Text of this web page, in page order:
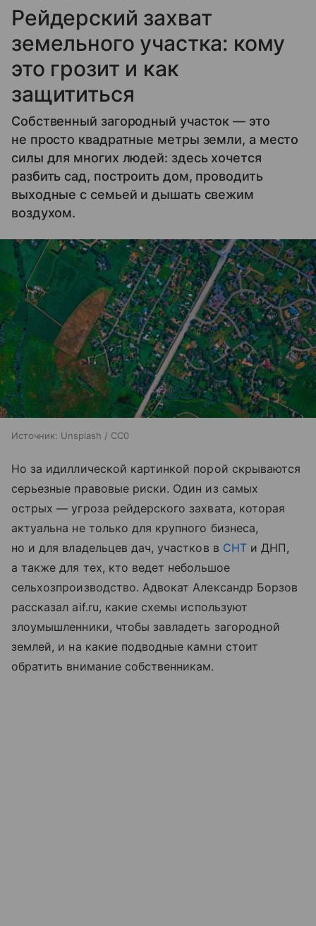
Рейдерский захват
земельного участка: кому
это грозит и как
защититься
Собственный загородный участок — это
не просто квадратные метры земли, а место
силы для многих людей: здесь хочется
разбить сад, построить дом, проводить
выходные с семьей и дышать свежим
воздухом.
Источник: Unsplash / CC0
Но за идиллической картинкой порой скрываются
серьезные правовые риски. Один из самых
острых — угроза рейдерского захвата, которая
актуальна не только для крупного бизнеса,
но и для владельцев дач, участков в СНТи ДНП,
а также для тех, кто ведет небольшое
сельхозпроизводство. Адвокат Александр Борзов
рассказал aif.ru, какие схемы используют
злоумышленники, чтобы завладеть загородной
землей, и на какие подводные камни стоит
обратить внимание собственникам.